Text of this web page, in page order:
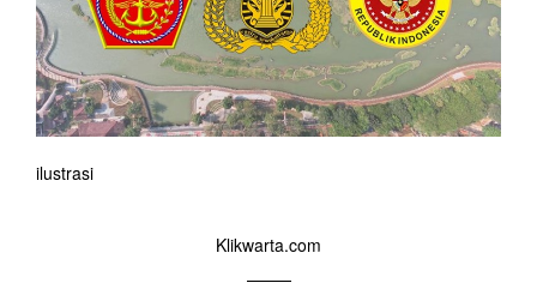
ilustrasi
Klikwarta.com